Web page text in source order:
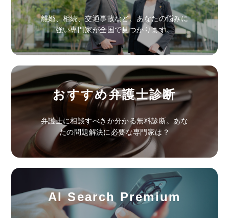
離婚、相続、交通事故など、あなたの悩みに
強い専門家が全国で見つかります。
おすすめ弁護士診断
弁護士に相談すべきか分かる無料診断。あな
たの問題解決に必要な専門家は？
AI Search Premium